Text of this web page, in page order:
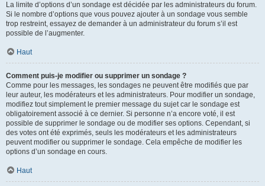
La limite d’options d’un sondage est décidée par les administrateurs du forum.
Si le nombre d’options que vous pouvez ajouter à un sondage vous semble
trop restreint, essayez de demander à un administrateur du forum s’il est
possible de l’augmenter.
Haut
Comment puis-je modifier ou supprimer un sondage ?
Comme pour les messages, les sondages ne peuvent être modifiés que par
leur auteur, les modérateurs et les administrateurs. Pour modifier un sondage,
modifiez tout simplement le premier message du sujet car le sondage est
obligatoirement associé à ce dernier. Si personne n’a encore voté, il est
possible de supprimer le sondage ou de modifier ses options. Cependant, si
des votes ont été exprimés, seuls les modérateurs et les administrateurs
peuvent modifier ou supprimer le sondage. Cela empêche de modifier les
options d’un sondage en cours.
Haut